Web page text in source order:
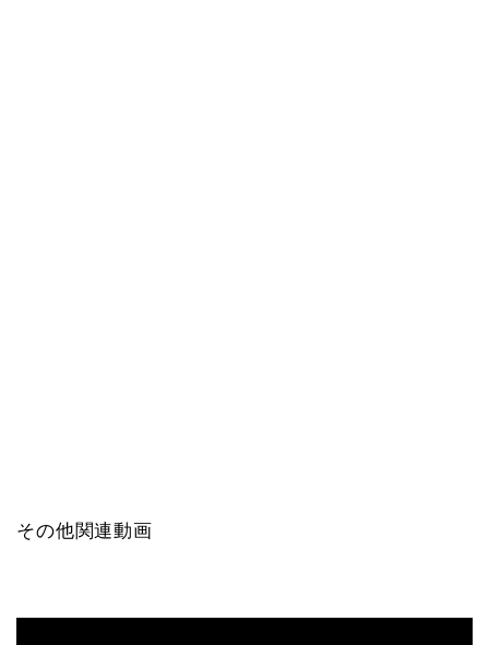
その他関連動画